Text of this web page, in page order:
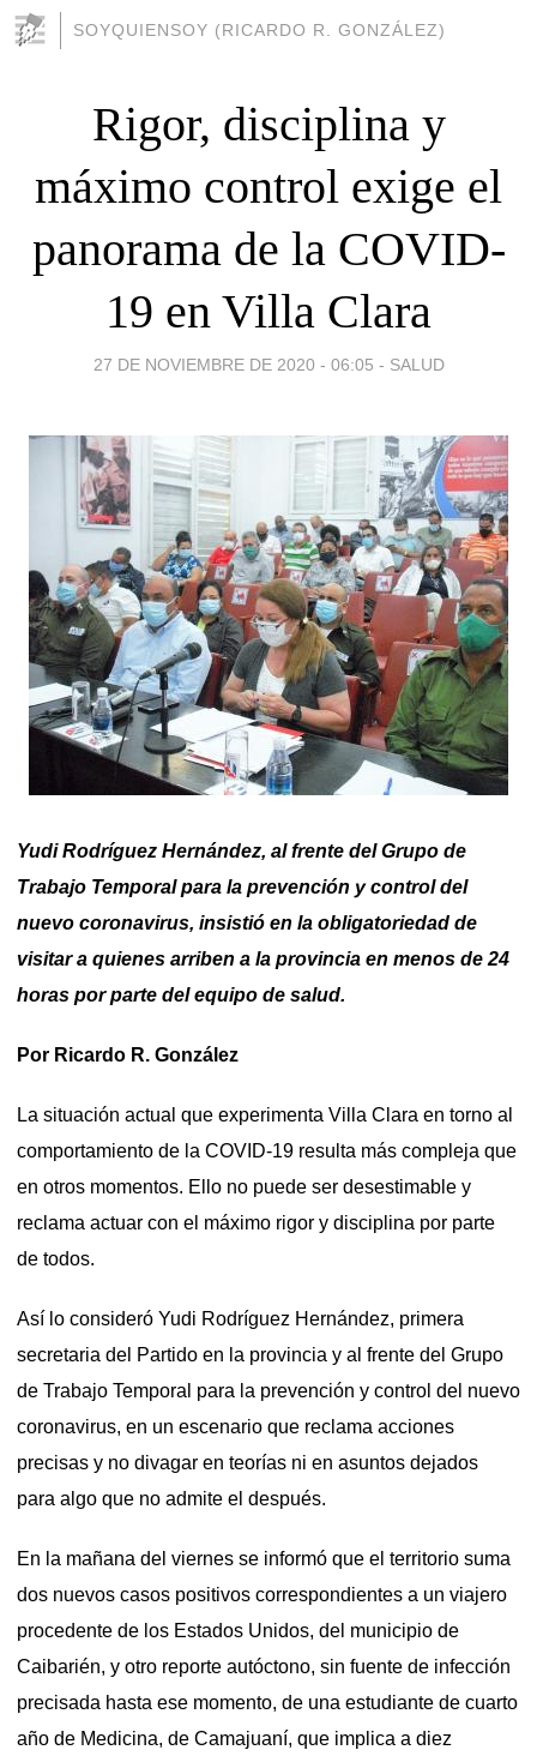
SOYQUIENSOY (RICARDO R. GONZÁLEZ)
Rigor, disciplina y
máximo control exige el
panorama de la COVID-
19 en Villa Clara
27 DE NOVIEMBRE DE 2020 - 06:05 - SALUD
Yudi Rodríguez Hernández, al frente del Grupo de
Trabajo Temporal para la prevención y control del
nuevo coronavirus, insistió en la obligatoriedad de
visitar a quienes arriben a la provincia en menos de 24
horas por parte del equipo de salud.
Por Ricardo R. González
La situación actual que experimenta Villa Clara en torno al
comportamiento de la COVID-19 resulta más compleja que
en otros momentos. Ello no puede ser desestimable y
reclama actuar con el máximo rigor y disciplina por parte
de todos.
Así lo consideró Yudi Rodríguez Hernández, primera
secretaria del Partido en la provincia y al frente del Grupo
de Trabajo Temporal para la prevención y control del nuevo
coronavirus, en un escenario que reclama acciones
precisas y no divagar en teorías ni en asuntos dejados
para algo que no admite el después.
En la mañana del viernes se informó que el territorio suma
dos nuevos casos positivos correspondientes a un viajero
procedente de los Estados Unidos, del municipio de
Caibarién, y otro reporte autóctono, sin fuente de infección
precisada hasta ese momento, de una estudiante de cuarto
año de Medicina, de Camajuaní, que implica a diez